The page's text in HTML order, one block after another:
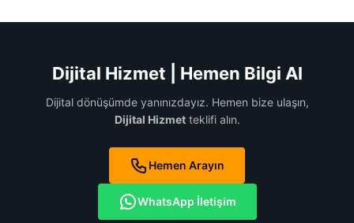
Dijital Hizmet | Hemen Bilgi Al
Dijital dönüşümde yanınızdayız. Hemen bize ulaşın,
Dijital Hizmetteklifi alın.
Hemen Arayın
WhatsApp İletişim